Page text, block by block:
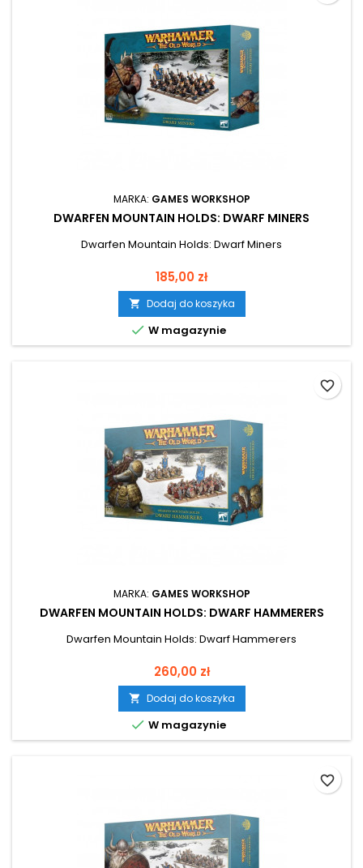
MARKA: GAMES WORKSHOP
DWARFEN MOUNTAIN HOLDS: DWARF MINERS
Dwarfen Mountain Holds: Dwarf Miners
Cena
185,00 zł
 Dodaj do koszyka
 W magazynie
MARKA: GAMES WORKSHOP
DWARFEN MOUNTAIN HOLDS: DWARF HAMMERERS
Dwarfen Mountain Holds: Dwarf Hammerers
Cena
260,00 zł
 Dodaj do koszyka
 W magazynie
favorite_border
favorite_border